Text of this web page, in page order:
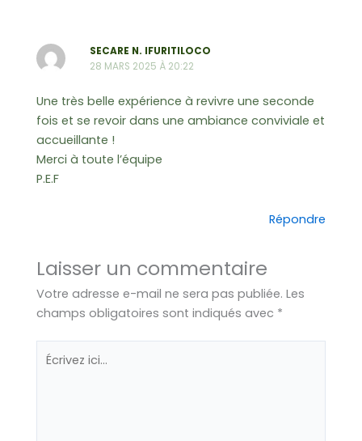
SECARE N. IFURITILOCO
28 MARS 2025 À 20:22
Une très belle expérience à revivre une seconde
fois et se revoir dans une ambiance conviviale et
accueillante !
Merci à toute l’équipe
P.E.F
Répondre
Laisser un commentaire
Votre adresse e-mail ne sera pas publiée. Les
champs obligatoires sont indiqués avec *
ici…